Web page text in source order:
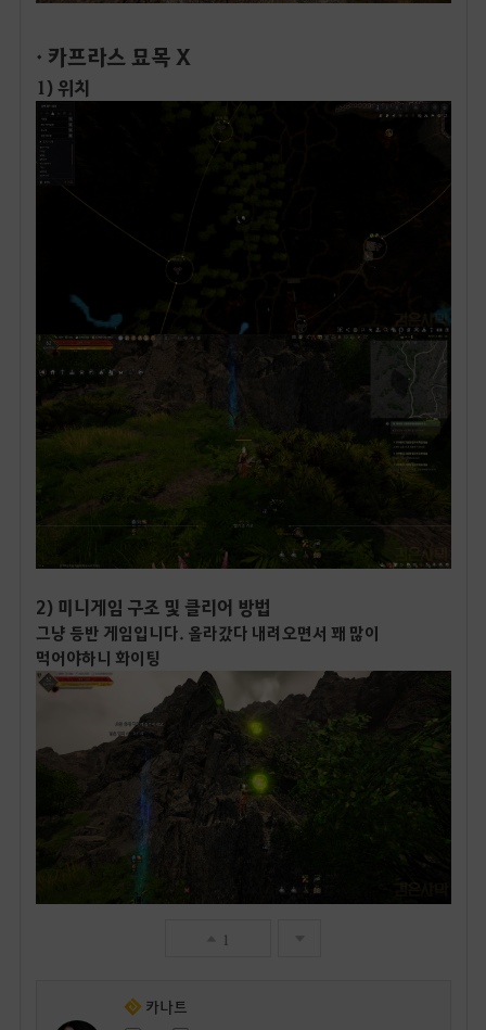
· 카프라스 묘목 X
1) 위치
2) 미니게임 구조 및 클리어 방법
그냥 등반 게임입니다. 올라갔다 내려오면서 꽤 많이
먹어야하니 화이팅
1
카나트